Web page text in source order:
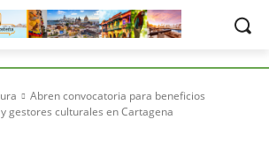
Abren convocatoria para beneficios
gestores culturales en Cartagena